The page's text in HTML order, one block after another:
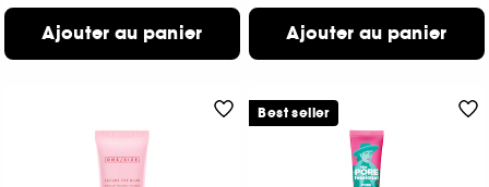
Ajouter au panier Ajouter au panier
Best seller